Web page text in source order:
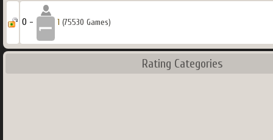
0 - 1 (75530 Games)
Rating Categories